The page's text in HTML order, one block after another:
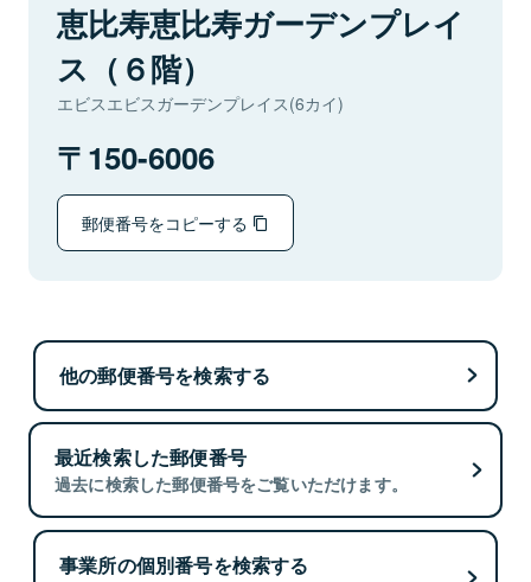
恵比寿恵比寿ガーデンプレイ
ス（６階）
エビスエビスガーデンプレイス(6カイ)
150-6006
郵便番号をコピーする
他の郵便番号を検索する
最近検索した郵便番号
過去に検索した郵便番号をご覧いただけます。
事業所の個別番号を検索する